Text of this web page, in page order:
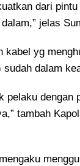
dari
jelas
kabel yg
dalam
pelaku
tambah